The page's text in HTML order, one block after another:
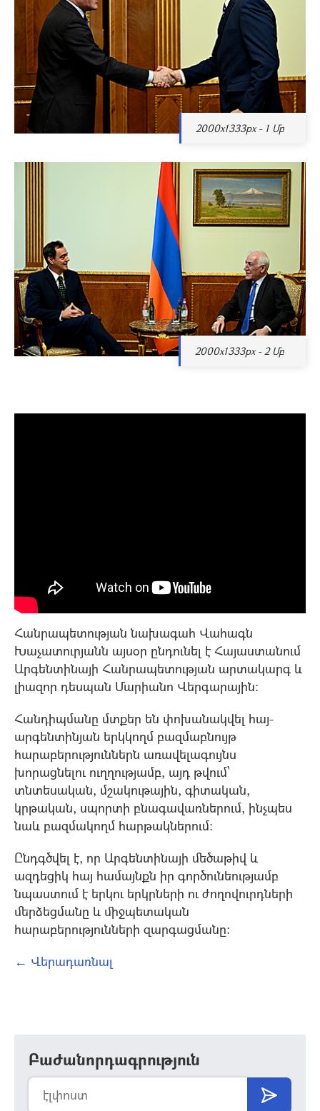
2000x1333px - 1 Մբ
2000x1333px - 2 Մբ
Հանրապետության նախագահ Վահագն
Խաչատուրյանն այսօր ընդունել է Հայաստանում
Արգենտինայի Հանրապետության արտակարգ և
լիազոր դեսպան Մարիանո Վերգարային:
Հանդիպմանը մտքեր են փոխանակվել հայ-
արգենտինյան երկկողմ բազմաբնույթ
հարաբերություններն առավելագույնս
խորացնելու ուղղությամբ, այդ թվում՝
տնտեսական, մշակութային, գիտական,
կրթական, սպորտի բնագավառներում, ինչպես
նաև բազմակողմ հարթակներում։
Ընդգծվել է, որ Արգենտինայի մեծաթիվ և
ազդեցիկ հայ համայնքն իր գործունեությամբ
նպաստում է երկու երկրների ու ժողովուրդների
մերձեցմանը և միջպետական
հարաբերությունների զարգացմանը։
← Վերադառնալ
Բաժանորդագրություն